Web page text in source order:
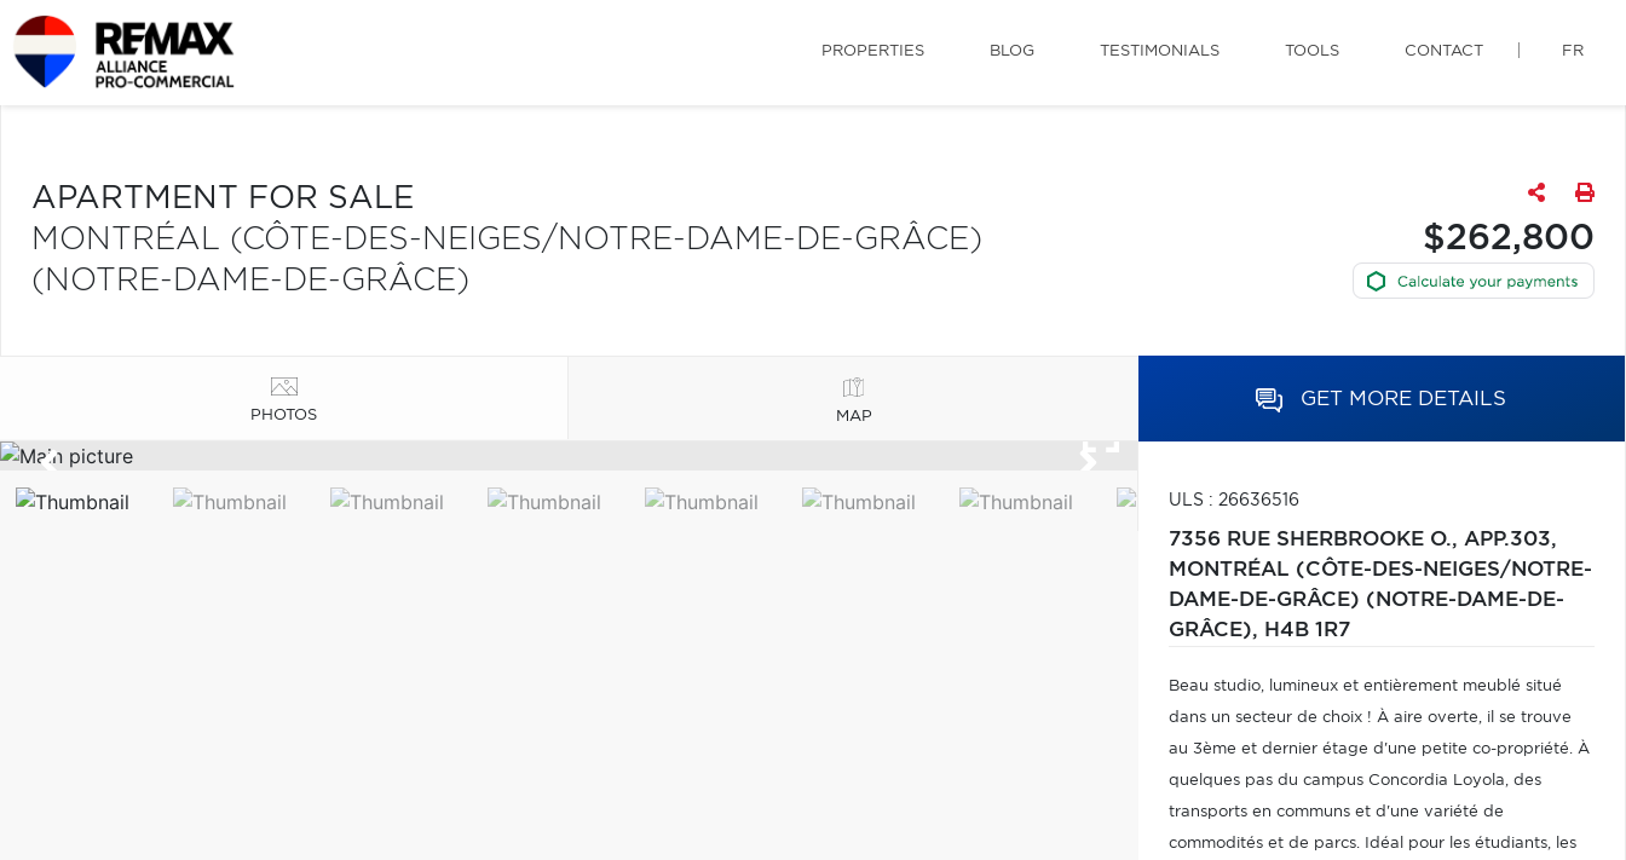
PROPERTIES BLOG TESTIMONIALS TOOLS CONTACT FR
APARTMENT FOR SALE
MONTRÉAL (CÔTE-DES-NEIGES/NOTRE-DAME-DE-GRÂCE)
(NOTRE-DAME-DE-GRÂCE)
$262,800
PHOTOS MAP
GET MORE DETAILS
ULS : 26636516
7356 RUE SHERBROOKE O., APP.303,
MONTRÉAL (CÔTE-DES-NEIGES/NOTRE-
DAME-DE-GRÂCE) (NOTRE-DAME-DE-
GRÂCE), H4B 1R7
Beau studio, lumineux et entièrement meublé situé
dans un secteur de choix ! À aire overte, il se trouve
au 3ème et dernier étage d'une petite co-propriété. À
quelques pas du campus Concordia Loyola, des
transports en communs et d'une variété de
commodités et de parcs. Idéal pour les étudiants, les